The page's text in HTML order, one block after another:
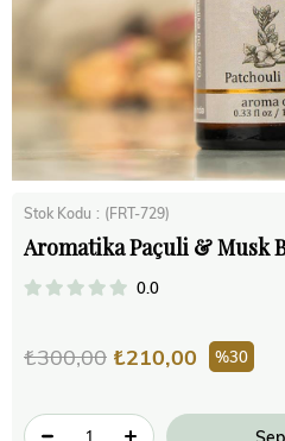
Stok Kodu (FRT-729)
Aromatika Paçuli & Musk
0.0
₺300,00 ₺210,00 30